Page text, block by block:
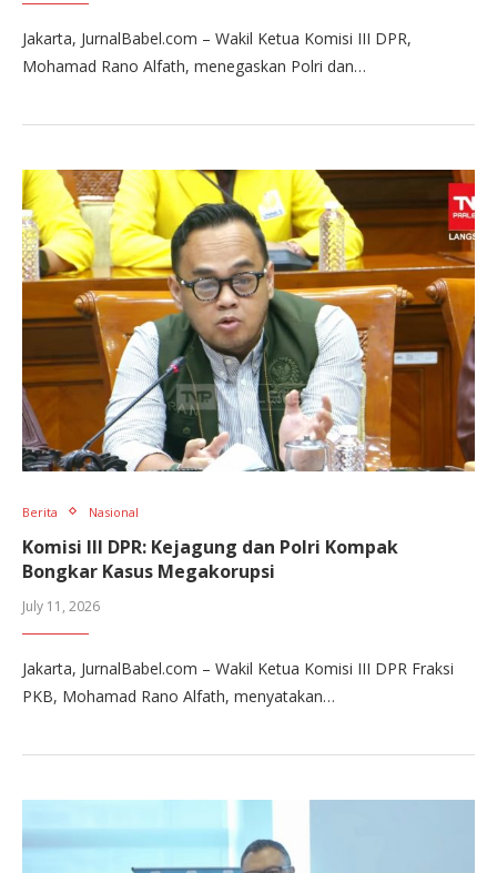
Jakarta, JurnalBabel.com – Wakil Ketua Komisi III DPR,
Mohamad Rano Alfath, menegaskan Polri dan…
Berita Nasional
Komisi III DPR: Kejagung dan Polri Kompak
Bongkar Kasus Megakorupsi
July 11, 2026
Jakarta, JurnalBabel.com – Wakil Ketua Komisi III DPR Fraksi
PKB, Mohamad Rano Alfath, menyatakan…